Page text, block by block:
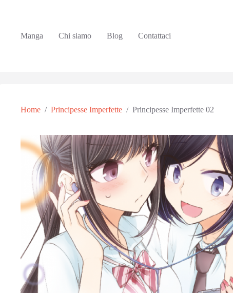
Manga Chi siamo Blog Contattaci
Home / Principesse Imperfette / Principesse Imperfette 02